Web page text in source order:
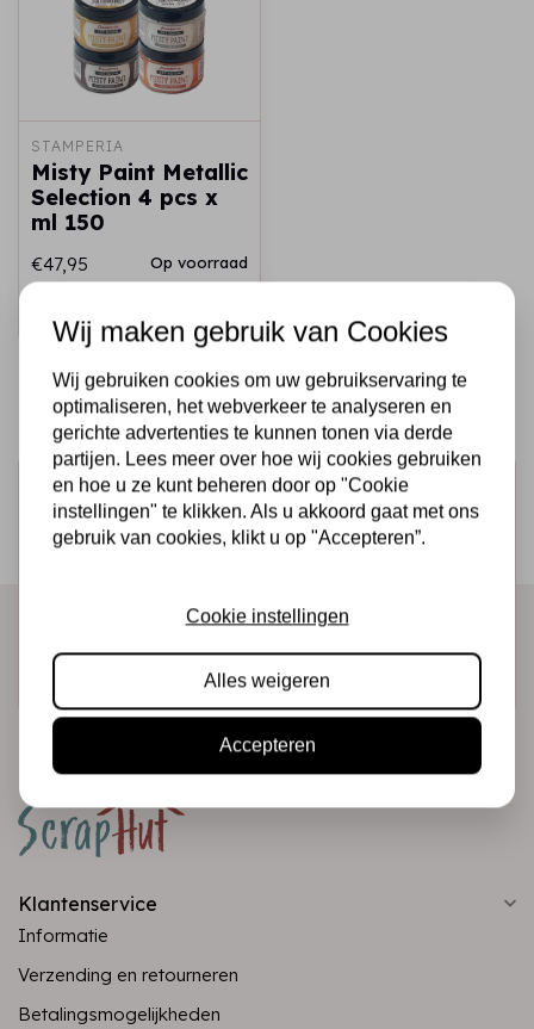
STAMPERIA
Misty Paint Metallic
Selection 4 pcs x
ml 150
€47,95 Op voorraad
Schrijf je in voor de nieuwsbrief
Ontvang als eerste onze actie en nieuwe producten
Klantenservice
Informatie
Verzending en retourneren
Betalingsmogelijkheden
Wij maken gebruik van Cookies
Wij gebruiken cookies om uw gebruikservaring te
optimaliseren, het webverkeer te analyseren en
gerichte advertenties te kunnen tonen via derde
partijen. Lees meer over hoe wij cookies gebruiken
en hoe u ze kunt beheren door op "Cookie
instellingen" te klikken. Als u akkoord gaat met ons
gebruik van cookies, klikt u op "Accepteren”.
Cookie instellingen
Alles weigeren
Accepteren